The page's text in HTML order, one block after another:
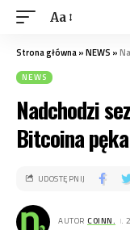
Aa
Strona główna»NEWS »
NEWS
Nadchodzi
Bitcoina pęka
AUTOR COINN. .
UDOSTĘPNIJ